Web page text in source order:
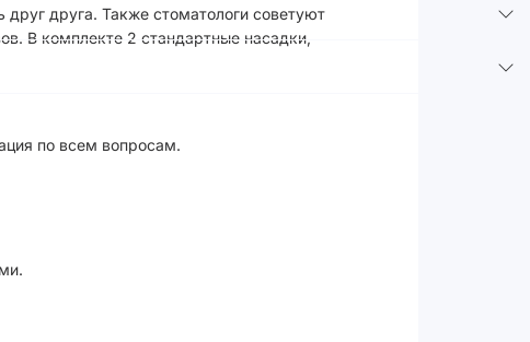
друга. Также стоматологи советуют
В комплекте 2 стандартные насадки,
по всем вопросам.